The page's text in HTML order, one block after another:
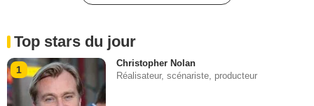
Top stars du jour
1
Christopher Nolan
Réalisateur, scénariste, producteur